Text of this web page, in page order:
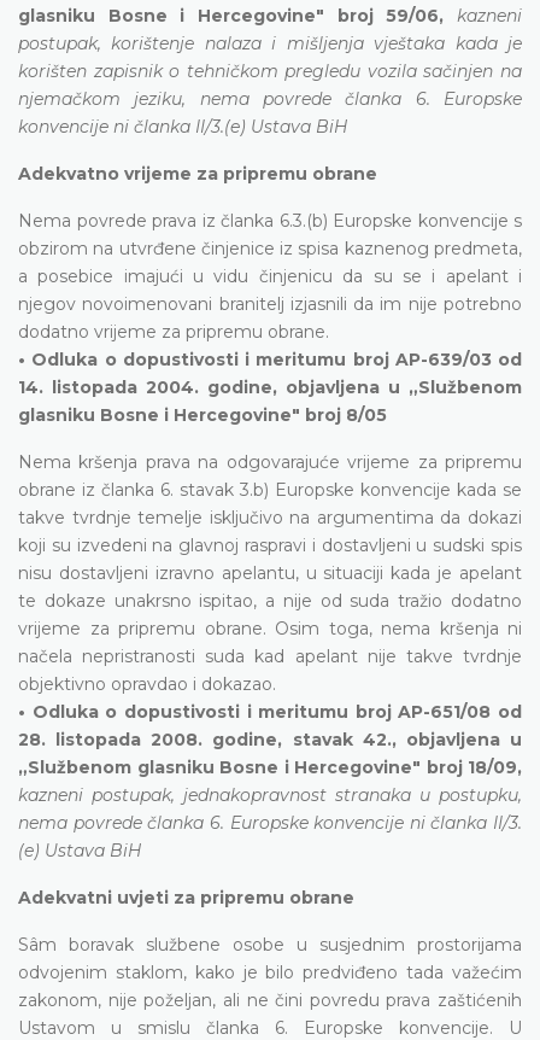
glasniku Bosne i Hercegovine" broj 59/06, kazneni
postupak, korištenje nalaza i mišljenja vještaka kada je
korišten zapisnik o tehničkom pregledu vozila sačinjen na
njemačkom jeziku, nema povrede članka 6. Europske
konvencije ni članka II/3.(e) Ustava BiH
Adekvatno vrijeme za pripremu obrane
Nema povrede prava iz članka 6.3.(b) Europske konvencije s
obzirom na utvrđene činjenice iz spisa kaznenog predmeta,
a posebice imajući u vidu činjenicu da su se i apelant i
njegov novoimenovani branitelj izjasnili da im nije potrebno
dodatno vrijeme za pripremu obrane.
• Odluka o dopustivosti i meritumu broj AP-639/03 od
14. listopada 2004. godine, objavljena u „Službenom
glasniku Bosne i Hercegovine" broj 8/05
Nema kršenja prava na odgovarajuće vrijeme za pripremu
obrane iz članka 6. stavak 3.b) Europske konvencije kada se
takve tvrdnje temelje isključivo na argumentima da dokazi
koji su izvedeni na glavnoj raspravi i dostavljeni u sudski spis
nisu dostavljeni izravno apelantu, u situaciji kada je apelant
te dokaze unakrsno ispitao, a nije od suda tražio dodatno
vrijeme za pripremu obrane. Osim toga, nema kršenja ni
načela nepristranosti suda kad apelant nije takve tvrdnje
objektivno opravdao i dokazao.
• Odluka o dopustivosti i meritumu broj AP-651/08 od
28. listopada 2008. godine, stavak 42., objavljena u
„Službenom glasniku Bosne i Hercegovine" broj 18/09,
kazneni postupak, jednakopravnost stranaka u postupku,
nema povrede članka 6. Europske konvencije ni članka II/3.
(e) Ustava BiH
Adekvatni uvjeti za pripremu obrane
Sâm boravak službene osobe u susjednim prostorijama
odvojenim staklom, kako je bilo predviđeno tada važećim
zakonom, nije poželjan, ali ne čini povredu prava zaštićenih
Ustavom u smislu članka 6. Europske konvencije. U